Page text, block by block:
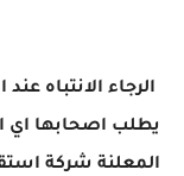
الرجاء الانتباه
يطلب اصحابها اي
المعلنة شركة